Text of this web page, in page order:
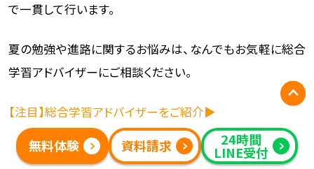
で一貫して行います。
夏の勉強や進路に関するお悩みは、なんでもお気軽に総合
学習アドバイザーにご相談ください。
【注目】総合学習アドバイザーをご紹介▶
無料体験 資料請求 24時間
LINE受付